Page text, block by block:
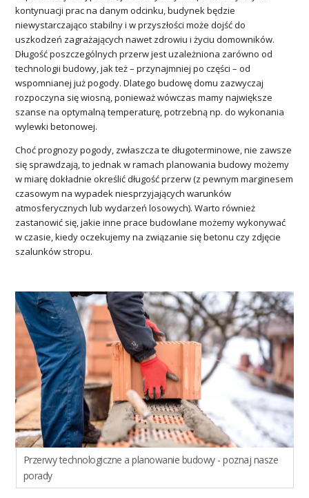
kontynuacji prac na danym odcinku, budynek będzie
niewystarczająco stabilny i w przyszłości może dojść do
uszkodzeń zagrażających nawet zdrowiu i życiu domowników.
Długość poszczególnych przerw jest uzależniona zarówno od
technologii budowy, jak też – przynajmniej po części – od
wspomnianej już pogody. Dlatego budowę domu zazwyczaj
rozpoczyna się wiosną, ponieważ wówczas mamy największe
szanse na optymalną temperaturę, potrzebną np. do wykonania
wylewki betonowej.
Choć prognozy pogody, zwłaszcza te długoterminowe, nie zawsze
się sprawdzają, to jednak w ramach planowania budowy możemy
w miarę dokładnie określić długość przerw (z pewnym marginesem
czasowym na wypadek niesprzyjających warunków
atmosferycznych lub wydarzeń losowych). Warto również
zastanowić się, jakie inne prace budowlane możemy wykonywać
w czasie, kiedy oczekujemy na związanie się betonu czy zdjęcie
szalunków stropu.
Przerwy technologiczne a planowanie budowy - poznaj nasze
porady